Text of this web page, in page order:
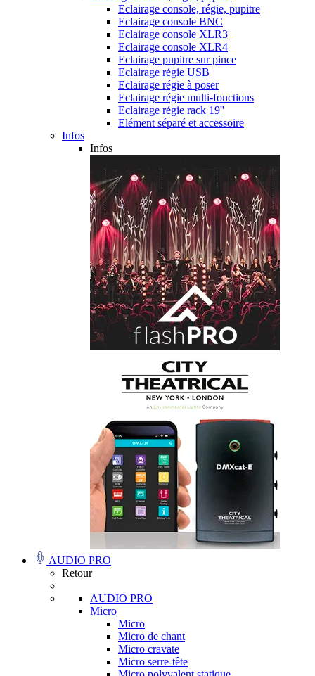
Eclairage console, régie, pupitre
Eclairage console BNC
Eclairage console XLR3
Eclairage console XLR4
Eclairage pupitre sur pince
Eclairage régie USB
Eclairage régie à poser
Eclairage régie multi-fonctions
Eclairage régie rack 19''
Elément séparé et accessoire
Infos
Infos
AUDIO PRO
Retour
AUDIO PRO
Micro
Micro
Micro de chant
Micro cravate
Micro serre-tête